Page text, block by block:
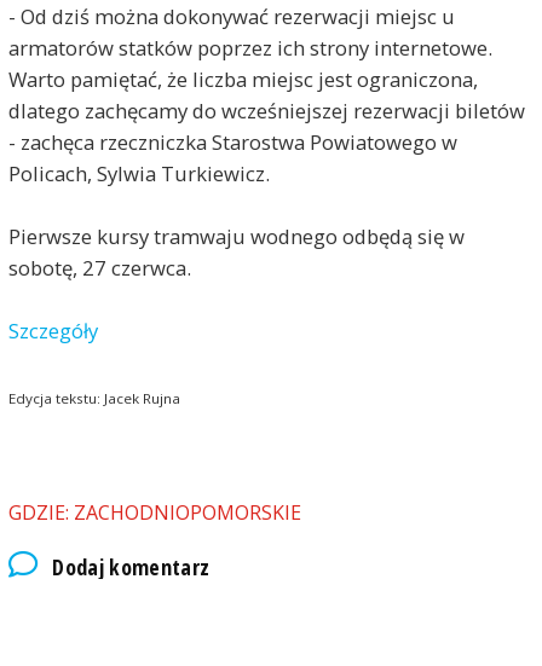
- Od dziś można dokonywać rezerwacji miejsc u
armatorów statków poprzez ich strony internetowe.
Warto pamiętać, że liczba miejsc jest ograniczona,
dlatego zachęcamy do wcześniejszej rezerwacji biletów
- zachęca rzeczniczka Starostwa Powiatowego w
Policach, Sylwia Turkiewicz.
Pierwsze kursy tramwaju wodnego odbędą się w
sobotę, 27 czerwca.
Szczegóły
Edycja tekstu: Jacek Rujna
GDZIE: ZACHODNIOPOMORSKIE
Dodaj komentarz